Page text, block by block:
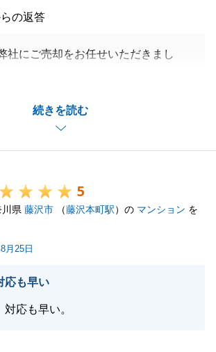
続きを読む
の返答
社にご売却をお任せいただきまし
がら尽力させていただきました。
ご用意や、お打ち合わせの機会を何
だきまして、誠にありがとうございま
困りのことがございましたら、お気
だけますと幸いです。
くお願い申し上げます。
5
県 藤沢市 （藤沢本町駅）の マンション を
月25日
応も早い
応も早い。